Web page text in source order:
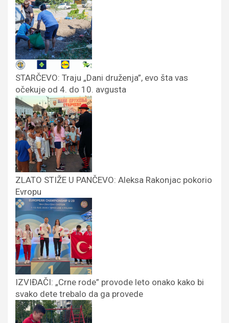
STARČEVO: Traju „Dani druženja”, evo šta vas
očekuje od 4. do 10. avgusta
ZLATO STIŽE U PANČEVO: Aleksa Rakonjac pokorio
Evropu
IZVIĐAČI: „Crne rode” provode leto onako kako bi
svako dete trebalo da ga provede